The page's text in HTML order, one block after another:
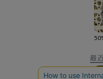
最